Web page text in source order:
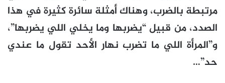
مرتبطة بالضرب، وهناك أمثلة سائرة كثيرة في هذا
الصدد، من قبيل “يضربها وما يخلي اللي يضربها”،
و”المرأة اللي ما تضرب نهار الأحد تقول ما عندي
حد”…